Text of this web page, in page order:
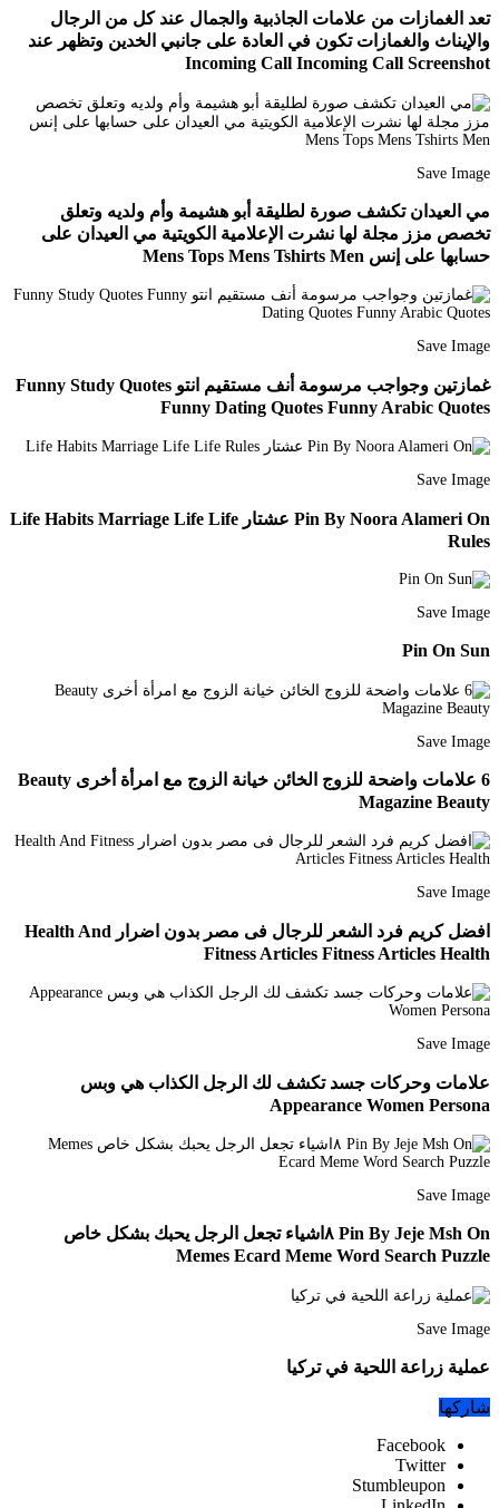
تعد الغمازات من علامات الجاذبية والجمال عند كل من الرجال
والإيناث والغمازات تكون في العادة على جانبي الخدين وتظهر عند
Incoming Call Incoming Call Screenshot
Save Image
مي العيدان تكشف صورة لطليقة أبو هشيمة وأم ولديه وتعلق
تخصص مزز مجلة لها نشرت الإعلامية الكويتية مي العيدان على
حسابها على إنس Mens Tops Mens Tshirts Men
Save Image
غمازتين وجواجب مرسومة أنف مستقيم انتو Funny Study Quotes
Funny Dating Quotes Funny Arabic Quotes
Save Image
Pin By Noora Alameri On عشتار Life Habits Marriage Life Life
Rules
Save Image
Pin On Sun
Save Image
6 علامات واضحة للزوج الخائن خيانة الزوج مع امرأة أخرى Beauty
Magazine Beauty
Save Image
افضل كريم فرد الشعر للرجال فى مصر بدون اضرار Health And
Fitness Articles Fitness Articles Health
Save Image
علامات وحركات جسد تكشف لك الرجل الكذاب هي وبس
Appearance Women Persona
Save Image
Pin By Jeje Msh On ٨اشياء تجعل الرجل يحبك بشكل خاص
Memes Ecard Meme Word Search Puzzle
Save Image
عملية زراعة اللحية في تركيا
شاركها
Facebook
Twitter
Stumbleupon